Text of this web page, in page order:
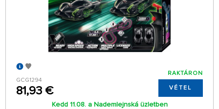
GCG1294
81,93 €
RAKTÁRON
VÉTEL
Kedd 11.08. a Nademlejnská üzletben